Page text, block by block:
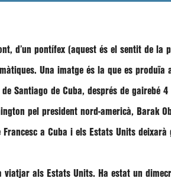
d’un pontífex (aquest és el sentit de la
Una imatge és la que es
Santiago de Cuba, després de gairebé 4
pel president nord-americà, Barak
a Cuba i els Estats Units
als Estats Units. Ha estat un